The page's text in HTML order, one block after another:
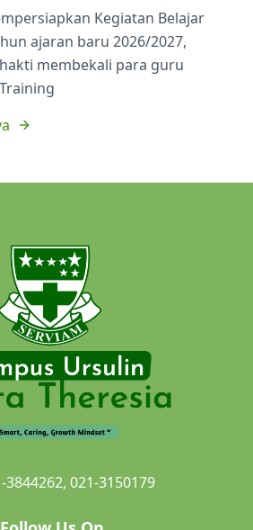
Kegiatan Belajar
ajaran baru 2026/2027,
membekali para guru
3844262, 021-3150179